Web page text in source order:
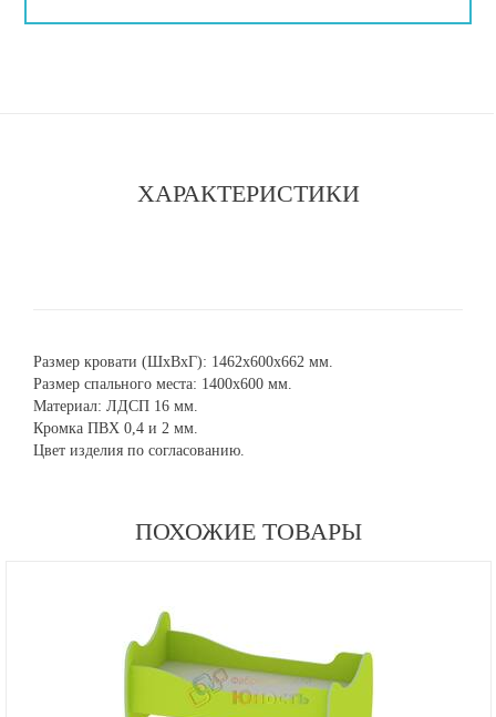
ХАРАКТЕРИСТИКИ
Размер кровати (ШхВхГ): 1462х600х662 мм.
Размер спального места: 1400х600 мм.
Материал: ЛДСП 16 мм.
Кромка ПВХ 0,4 и 2 мм.
Цвет изделия по согласованию.
ПОХОЖИЕ ТОВАРЫ